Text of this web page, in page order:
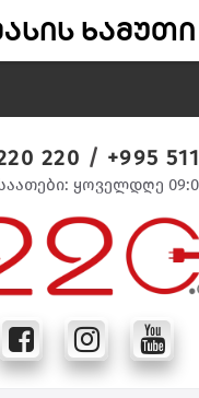
220 / +995
ყოველდღე